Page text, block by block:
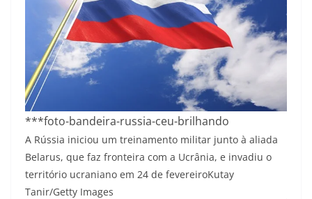
***foto-bandeira-russia-ceu-brilhando
A Rússia iniciou um treinamento militar junto à aliada
Belarus, que faz fronteira com a Ucrânia, e invadiu o
território ucraniano em 24 de fevereiroKutay
Tanir/Getty Images